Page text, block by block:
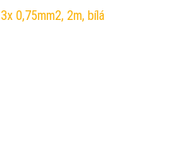
0,75mm2, 2m, bílá